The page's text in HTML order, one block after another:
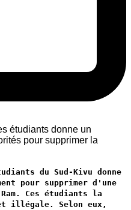
du Sud-Kivu donne
pour supprimer d'une
Ces étudiants la
illégale. Selon eux,